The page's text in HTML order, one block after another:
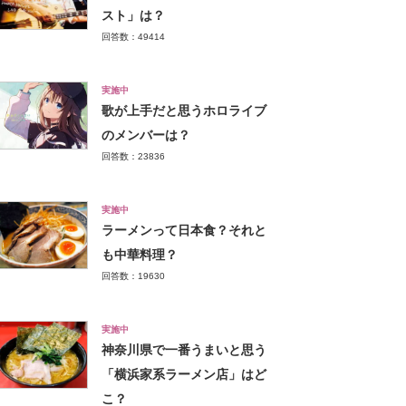
スト」は？
回答数：49414
実施中
歌が上手だと思うホロライブ
のメンバーは？
回答数：23836
実施中
ラーメンって日本食？それと
も中華料理？
回答数：19630
実施中
神奈川県で一番うまいと思う
「横浜家系ラーメン店」はど
こ？